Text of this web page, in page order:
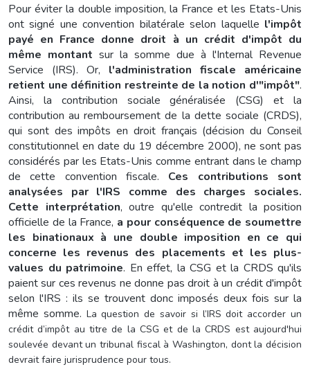
Pour éviter la double imposition, la France et les Etats-Unis
ont signé une convention bilatérale selon laquelle l'impôt
payé en France donne droit à un crédit d'impôt du
même montant sur la somme due à l'Internal Revenue
Service (IRS). Or, l'administration fiscale américaine
retient une définition restreinte de la notion d'"impôt".
Ainsi, la contribution sociale généralisée (CSG) et la
contribution au remboursement de la dette sociale (CRDS),
qui sont des impôts en droit français (décision du Conseil
constitutionnel en date du 19 décembre 2000), ne sont pas
considérés par les Etats-Unis comme entrant dans le champ
de cette convention fiscale. Ces contributions sont
analysées par l'IRS comme des charges sociales.
Cette interprétation, outre qu'elle contredit la position
officielle de la France, a pour conséquence de soumettre
les binationaux à une double imposition en ce qui
concerne les revenus des placements et les plus-
values du patrimoine. En effet, la CSG et la CRDS qu'ils
paient sur ces revenus ne donne pas droit à un crédit d'impôt
selon l'IRS : ils se trouvent donc imposés deux fois sur la
même somme. La questionde savoir si l’IRS doit accorder un
crédit d’impôt au titre de la CSG et de la CRDS est aujourd'hui
soulevée devant un tribunal fiscal à Washington, dont la décision
devrait faire jurisprudence pour tous.